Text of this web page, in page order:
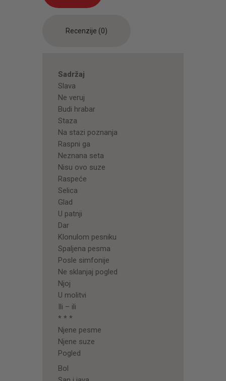
Recenzije (0)
Sadržaj
Slava
Ne veruj
Budi hrabar
Staza
Na stazi poznanja
Raspni ga
Neznana seta
Nisu ovo suze
Raspeće
Selica
Glad
U patnji
Dar
Klonulom pesniku
Spaljena pesma
Posle simfonije
Ne sklanjaj pogled
Njoj
U molitvi
Ili – ili
* * *
Njene pesme
Njene suze
Pogled
Bol